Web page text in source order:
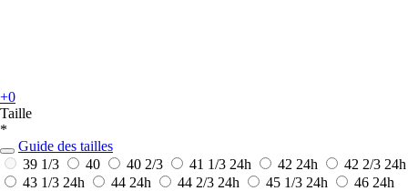
+0
Taille
*
Guide des tailles
39 1/3
40 40 2/3 41 1/3 24h 42 24h 42 2/3 24h
43 1/3 24h 44 24h 44 2/3 24h 45 1/3 24h 46 24h